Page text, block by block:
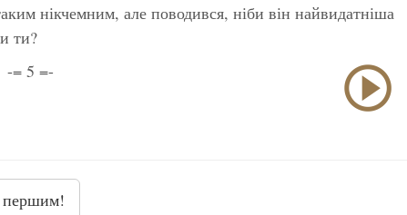
нікчемним, але поводився, ніби він найвидатніша
ти?
-= 5 =-
першим!